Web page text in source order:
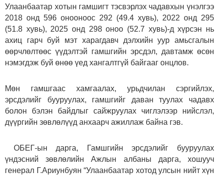
Улаанбаатар хотын гамшигт тэсвэрлэх чадавхын үнэлгээ
2018 онд 596 онооноос 292 (49.4 хувь), 2022 онд 295
(51.8 хувь), 2025 онд 298 оноо (52.7 хувь)-д хүрсэн нь
ахиц гарч буй мэт харагдавч дэлхийн уур амьсгалын
өөрчлөлтөөс үүдэлтэй гамшгийн эрсдэл, давтамж өсөн
нэмэгдэж буй өнөө үед хангалтгүй байгааг онцлов.
Мөн гамшгаас хамгаалах, урьдчилан сэргийлэх,
эрсдэлийг бууруулах, гамшгийг даван туулах чадавх
болон бэлэн байдлыг сайжруулах чиглэлээр нийслэл,
дүүргийн зөвлөлүүд анхаарч ажиллаж байна гэв.
ОБЕГ-ын дарга, Гамшгийн эрсдэлийг бууруулах
үндэсний зөвлөлийн Ажлын албаны дарга, хошууч
генерал Г.Ариунбуян “Улаанбаатар хотод улсын нийт хүн